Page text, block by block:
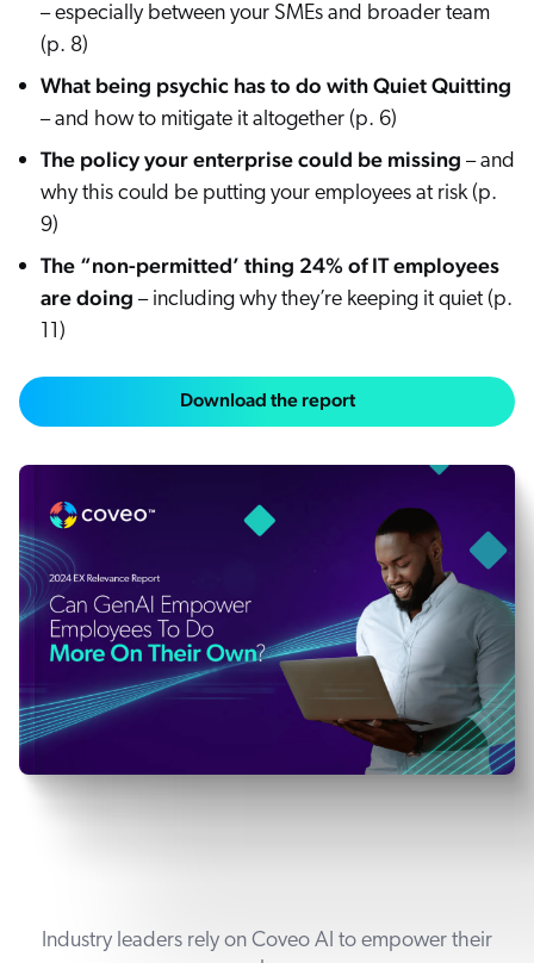
– especially between your SMEs and broader team
(p. 8)
What being psychic has to do with Quiet Quitting
– and how to mitigate it altogether (p. 6)
The policy your enterprise could be missing – and
why this could be putting your employees at risk (p.
9)
The “non-permitted’ thing 24% of IT employees
are doing – including why they’re keeping it quiet (p.
11)
Download the report
Industry leaders rely on Coveo AI to empower their